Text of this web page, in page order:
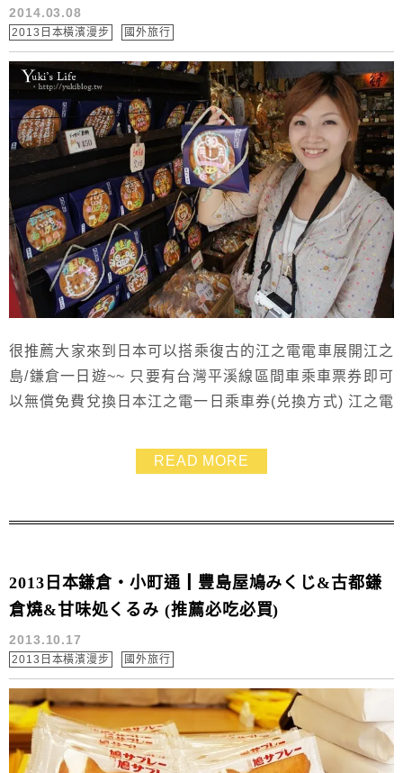
2014.03.08
2013日本橫濱漫步 國外旅行
很推薦大家來到日本可以搭乘復古的江之電電車展開江之
島/鎌倉一日遊~~ 只要有台灣平溪線區間車乘車票券即可
以無償免費兌換日本江之電一日乘車券(兑換方式) 江之電
遊.玩了超多地方~~ 還跑去看灌籃高手平交道喲
^++++++^ 江之島非常好玩.趁我還沒忘光光之前趕快來記
READ MORE
2013日本鎌倉‧小町通┃豐島屋鳩みくじ&古都鎌
倉燒&甘味処くるみ (推薦必吃必買)
2013.10.17
2013日本橫濱漫步 國外旅行